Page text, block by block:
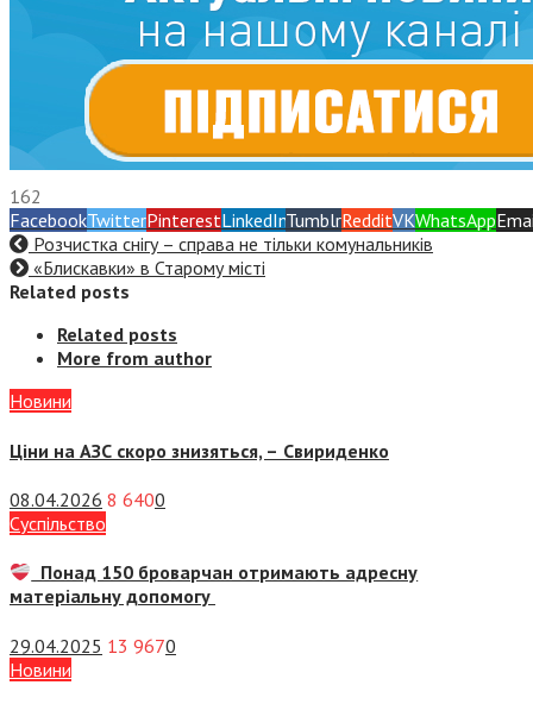
162
FacebookTwitterPinterestLinkedInTumblrRedditVKWhatsApp
Розчистка снігу – справа не тільки комунальників
«Блискавки» в Старому місті
Related posts
Related posts
More from author
Новини
Ціни на АЗС скоро знизяться, – Свириденко
08.04.2026 8 6400
Суспiльство
Понад 150 броварчан отримають адресну
матеріальну допомогу
29.04.2025 13 9670
Новини